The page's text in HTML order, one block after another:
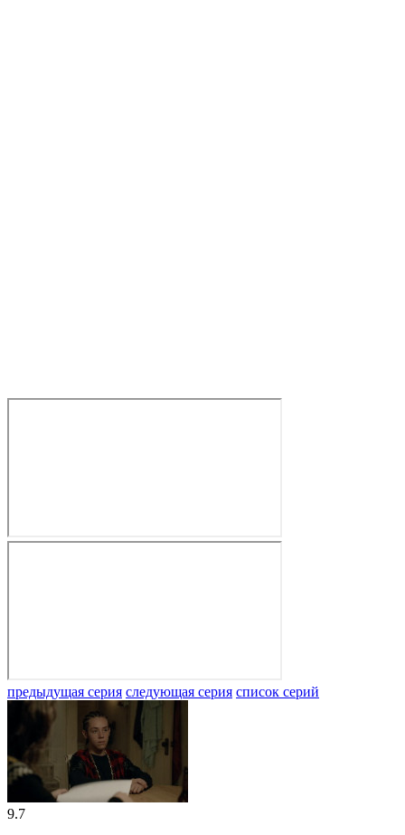
предыдущая серия следующая серия список серий
9.7